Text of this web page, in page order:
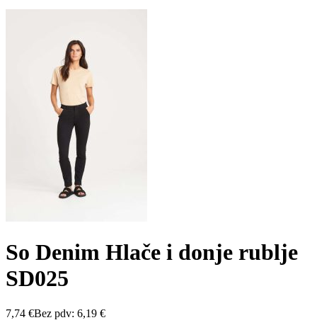
So Denim Hlače i donje rublje
SD025
7,74 €Bez pdv: 6,19 €